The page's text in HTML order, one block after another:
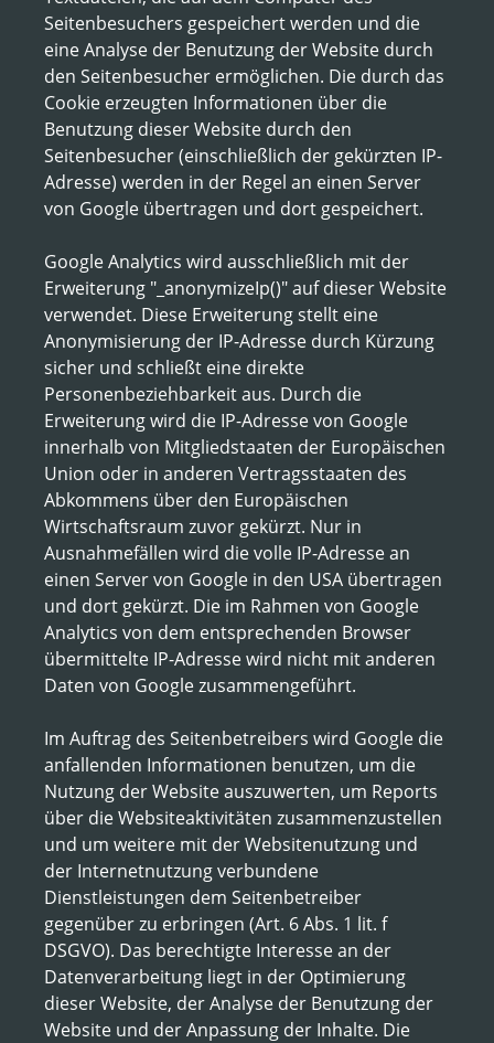
Seitenbesuchers gespeichert werden und die
eine Analyse der Benutzung der Website durch
den Seitenbesucher ermöglichen. Die durch das
Cookie erzeugten Informationen über die
Benutzung dieser Website durch den
Seitenbesucher (einschließlich der gekürzten IP-
Adresse) werden in der Regel an einen Server
von Google übertragen und dort gespeichert.
Google Analytics wird ausschließlich mit der
Erweiterung "_anonymizeIp()" auf dieser Website
verwendet. Diese Erweiterung stellt eine
Anonymisierung der IP-Adresse durch Kürzung
sicher und schließt eine direkte
Personenbeziehbarkeit aus. Durch die
Erweiterung wird die IP-Adresse von Google
innerhalb von Mitgliedstaaten der Europäischen
Union oder in anderen Vertragsstaaten des
Abkommens über den Europäischen
Wirtschaftsraum zuvor gekürzt. Nur in
Ausnahmefällen wird die volle IP-Adresse an
einen Server von Google in den USA übertragen
und dort gekürzt. Die im Rahmen von Google
Analytics von dem entsprechenden Browser
übermittelte IP-Adresse wird nicht mit anderen
Daten von Google zusammengeführt.
Im Auftrag des Seitenbetreibers wird Google die
anfallenden Informationen benutzen, um die
Nutzung der Website auszuwerten, um Reports
über die Websiteaktivitäten zusammenzustellen
und um weitere mit der Websitenutzung und
der Internetnutzung verbundene
Dienstleistungen dem Seitenbetreiber
gegenüber zu erbringen (Art. 6 Abs. 1 lit. f
DSGVO). Das berechtigte Interesse an der
Datenverarbeitung liegt in der Optimierung
dieser Website, der Analyse der Benutzung der
Website und der Anpassung der Inhalte. Die